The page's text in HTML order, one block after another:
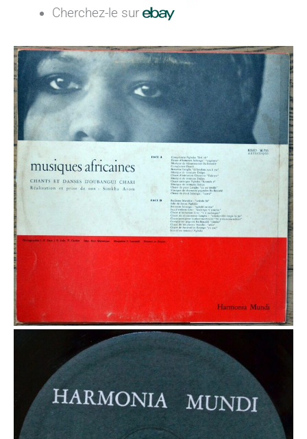
Cherchez-le sur